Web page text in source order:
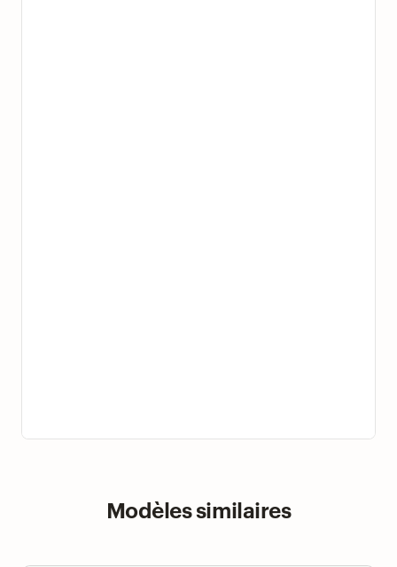
Modèles similaires